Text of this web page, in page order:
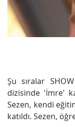
Şu sıralar
dizisinde 'İmre'
Sezen, kendi
katıldı. Sezen,